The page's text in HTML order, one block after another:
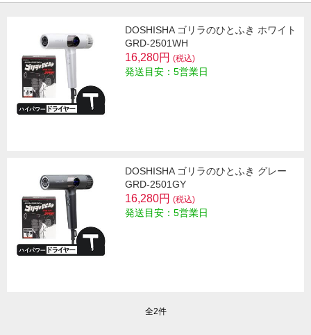
DOSHISHA ゴリラのひとふき ホワイト
GRD-2501WH
16,280円 (税込)
発送目安：5営業日
DOSHISHA ゴリラのひとふき グレー
GRD-2501GY
16,280円 (税込)
発送目安：5営業日
全2件